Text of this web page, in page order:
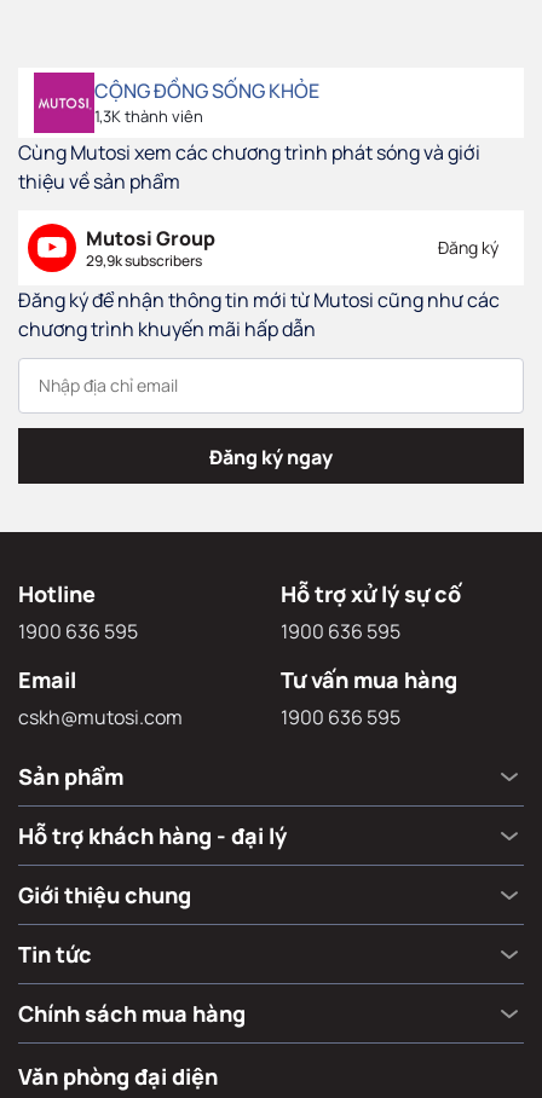
CỘNG ĐỒNG SỐNG KHỎE
1,3K thành viên
Cùng Mutosi xem các chương trình phát sóng và giới
thiệu về sản phẩm
Mutosi Group
29,9k subscribers
Đăng ký
Đăng ký để nhận thông tin mới từ Mutosi cũng như các
chương trình khuyến mãi hấp dẫn
Đăng ký ngay
Hotline
1900 636 595
Hỗ trợ xử lý sự cố
1900 636 595
Email
cskh@mutosi.com
Tư vấn mua hàng
1900 636 595
Sản phẩm
Hỗ trợ khách hàng - đại lý
Giới thiệu chung
Tin tức
Chính sách mua hàng
Văn phòng đại diện